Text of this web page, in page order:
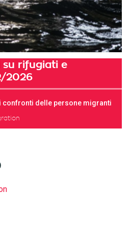
su rifugiati e
2026
confronti delle persone migranti